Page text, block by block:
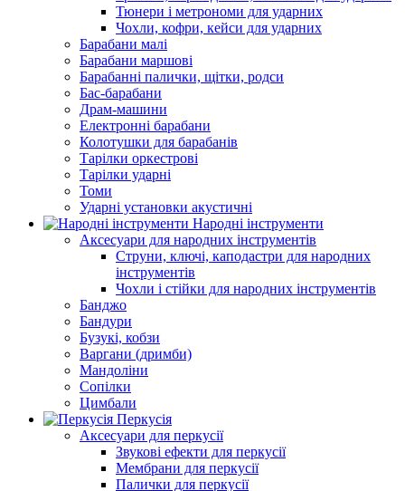
Тюнери і метрономи для ударних
Чохли, кофри, кейси для ударних
Барабани малі
Барабани маршові
Барабанні палички, щітки, родси
Бас-барабани
Драм-машини
Електронні барабани
Колотушки для барабанів
Тарілки оркестрові
Тарілки ударні
Томи
Ударні установки акустичні
Народні інструменти
Аксесуари для народних інструментів
Струни, ключі, каподастри для народних
інструментів
Чохли і стійки для народних інструментів
Банджо
Бандури
Бузукі, кобзи
Варгани (дримби)
Мандоліни
Сопілки
Цимбали
Перкусія
Аксесуари для перкусії
Звукові ефекти для перкусії
Мембрани для перкусії
Палички для перкусії